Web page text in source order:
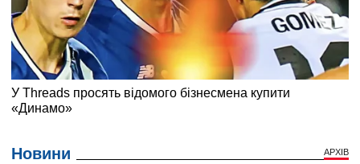
Новини АРХІВ